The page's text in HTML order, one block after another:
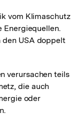
vom Klimaschutz
Energiequellen.
USA doppelt
verursachen teils
die auch
oder